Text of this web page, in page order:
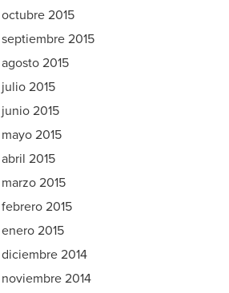
octubre 2015
septiembre 2015
agosto 2015
julio 2015
junio 2015
mayo 2015
abril 2015
marzo 2015
febrero 2015
enero 2015
diciembre 2014
noviembre 2014